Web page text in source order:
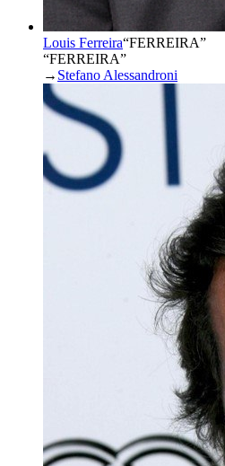
Louis Ferreira“FERREIRA”
“FERREIRA”
→ Stefano Alessandroni